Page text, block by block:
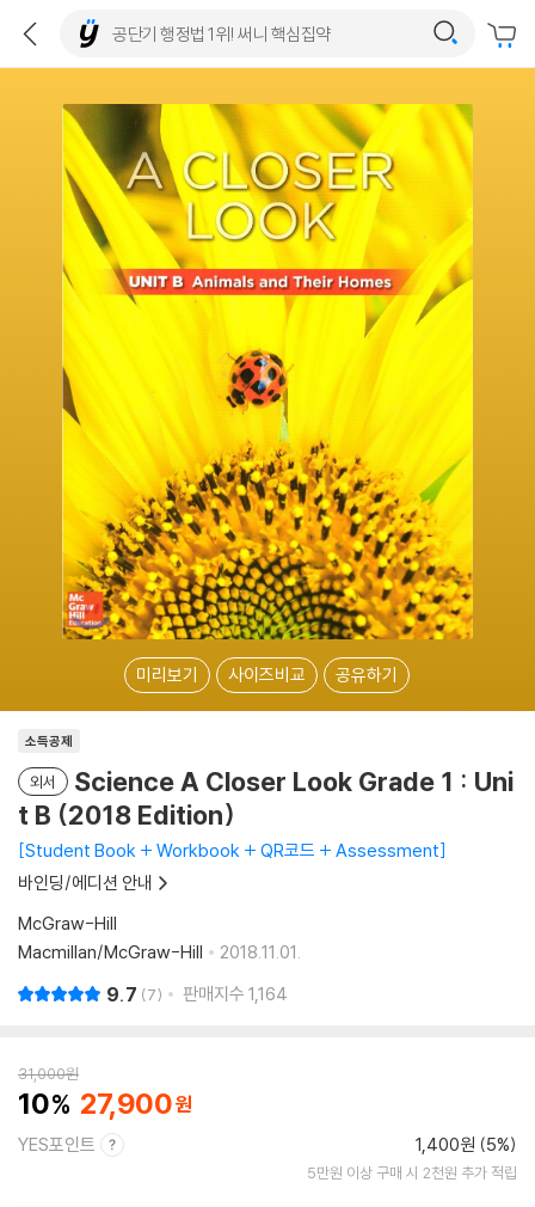
미리보기 사이즈비교 공유하기
소득공제
외서
Science A Closer Look Grade 1 : Uni
t B (2018 Edition)
Student Book + Workbook + QR코드 + Assessment
바인딩/에디션 안내
McGraw-Hill
Macmillan/McGraw-Hill
2018.11.01.
9.7 7 판매지수 1,164
31,000원
10 27,900
YES포인트 1,400원 (5%)
5만원 이상 구매 시 2천원 추가 적립